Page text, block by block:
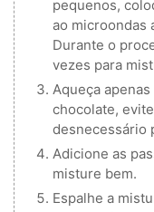
pequenos,
ao microondas
Durante o
vezes para
Aqueça
chocolate,
desnecessário
Adicione as
misture bem.
Espalhe a